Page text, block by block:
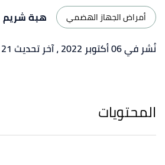
أمراض الجهاز الهضمي
هبة شريم
نُشر في 06 أكتوبر 2022
، آخر تحديث 21 فبراير 2023
المحتويات